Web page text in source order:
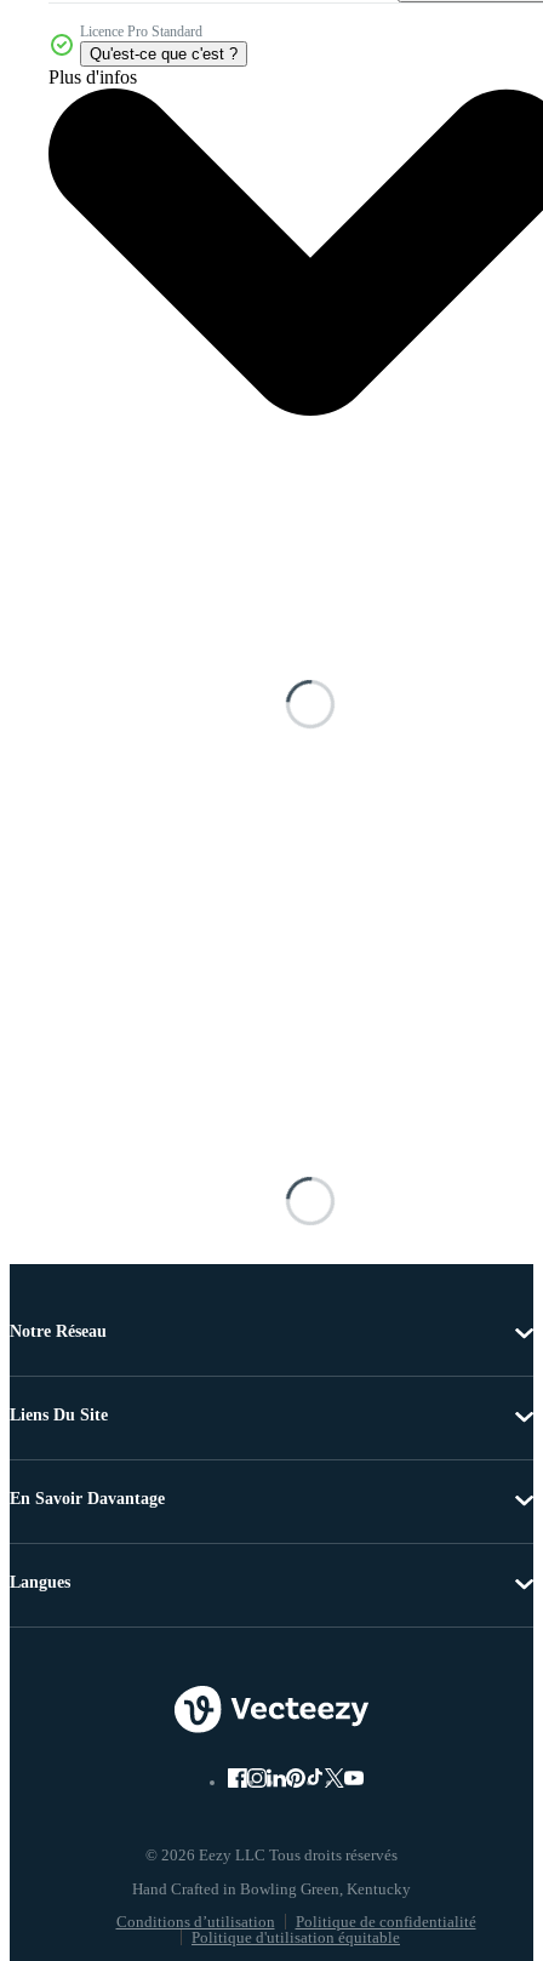
Licence Pro Standard
Qu'est-ce que c'est ?
Plus d'infos
Notre Réseau
Liens Du Site
En Savoir Davantage
© 2026 Eezy LLC Tous droits réservés
Conditions d’utilisation
Politique de confidentialité
Politique d'utilisation équitable
Langues